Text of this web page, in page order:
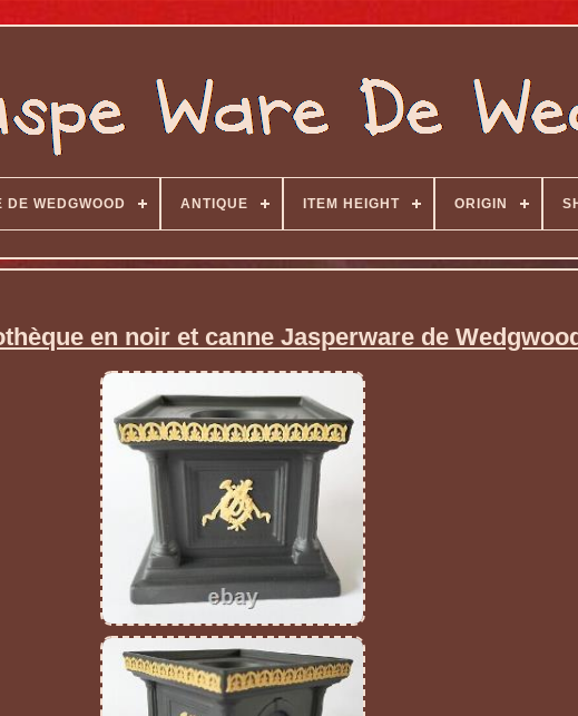
WEDGWOOD ANTIQUE ITEM HEIGHT ORIGIN
en noir et canne Jasperware de